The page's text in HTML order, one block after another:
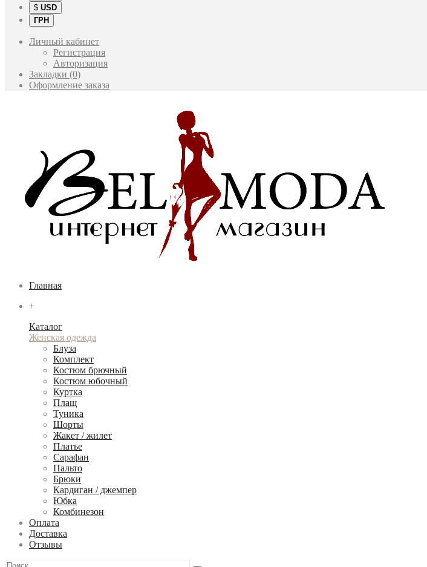
$ USD
ГРН
Личный кабинет
Регистрация
Авторизация
Закладки (0)
Оформление заказа
Главная
+
Каталог
Женская одежда
Блуза
Комплект
Костюм брючный
Костюм юбочный
Куртка
Плащ
Туника
Шорты
Жакет / жилет
Платье
Сарафан
Пальто
Брюки
Кардиган / джемпер
Юбка
Комбинезон
Оплата
Доставка
Отзывы